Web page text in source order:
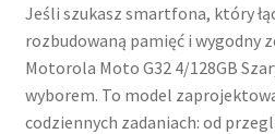
Jeśli szukasz smartfona, który
rozbudowaną pamięć i wygodny
Motorola Moto G32 4/128GB
wyborem. To model
codziennych zadaniach: od